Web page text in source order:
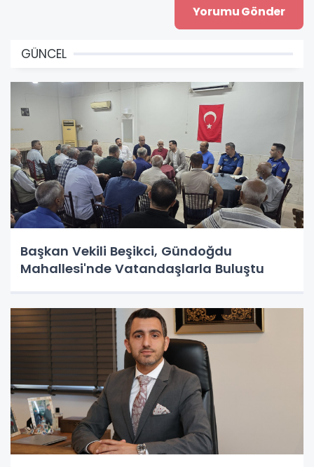
GÜNCEL
Başkan Vekili Beşikci, Gündoğdu
Mahallesi'nde Vatandaşlarla Buluştu